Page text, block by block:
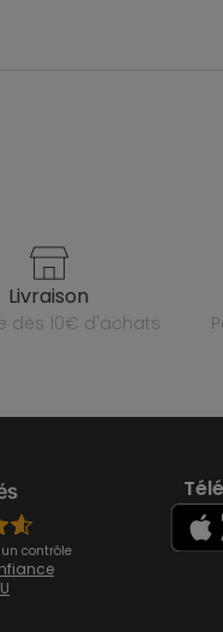
livraison
dès 10€ d'achats
contrôle